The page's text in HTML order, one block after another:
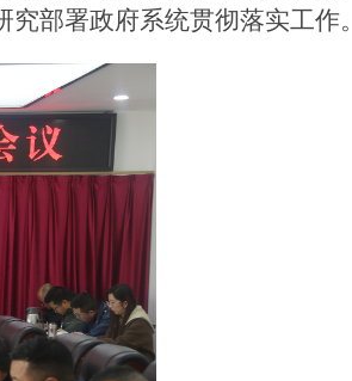
部署政府系统贯彻落实工作。